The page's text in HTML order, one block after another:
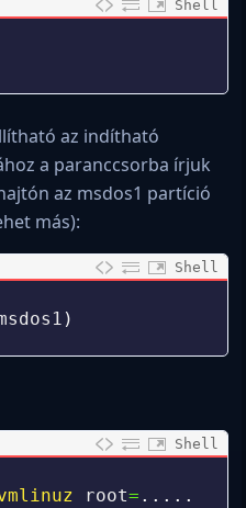
Shell
az indítható
a paranccsorba írjuk
az msdos1 partíció
más):
Shell
)
Shell
root= . . . . .